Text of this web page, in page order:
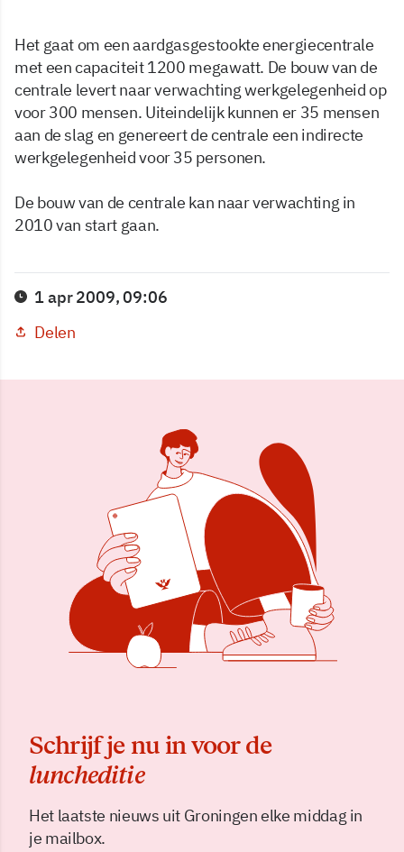
Het gaat om een aardgasgestookte energiecentrale
met een capaciteit 1200 megawatt. De bouw van de
centrale levert naar verwachting werkgelegenheid op
voor 300 mensen. Uiteindelijk kunnen er 35 mensen
aan de slag en genereert de centrale een indirecte
werkgelegenheid voor 35 personen.
De bouw van de centrale kan naar verwachting in
2010 van start gaan.
1 apr 2009, 09:06
Delen
Schrijf je nu in voor de
luncheditie
Het laatste nieuws uit Groningen elke middag in
je mailbox.